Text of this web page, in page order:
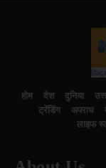
होम देश दुनिया
ट्रेंडिंग
अपराध
लाइफ